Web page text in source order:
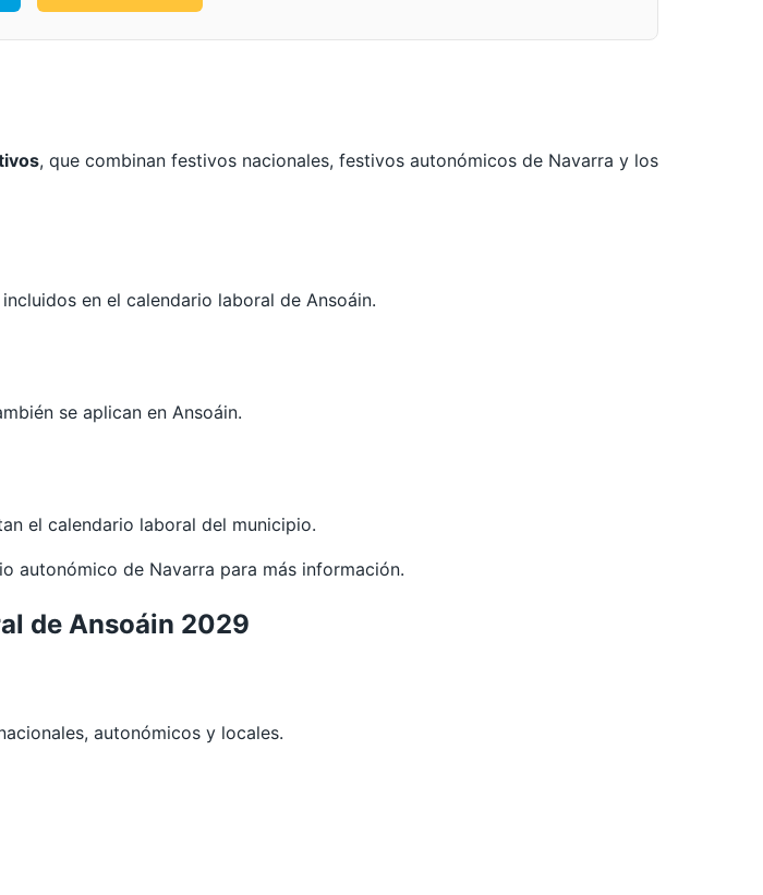
, que combinan festivos nacionales, festivos autonómicos de Navarra y los
en el calendario laboral de Ansoáin.
se aplican en Ansoáin.
el calendario laboral del municipio.
autonómico de Navarra para más información.
de Ansoáin 2029
autonómicos y locales.